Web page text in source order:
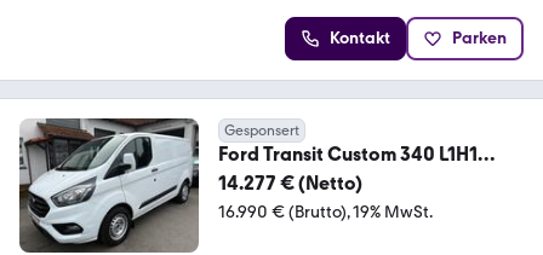
Kontakt Parken
Gesponsert
Ford Transit Custom 340 L1H1
KASTEN LKW VA - CARPLAY
14.277 € (Netto)
16.990 € (Brutto) 19% MwSt.